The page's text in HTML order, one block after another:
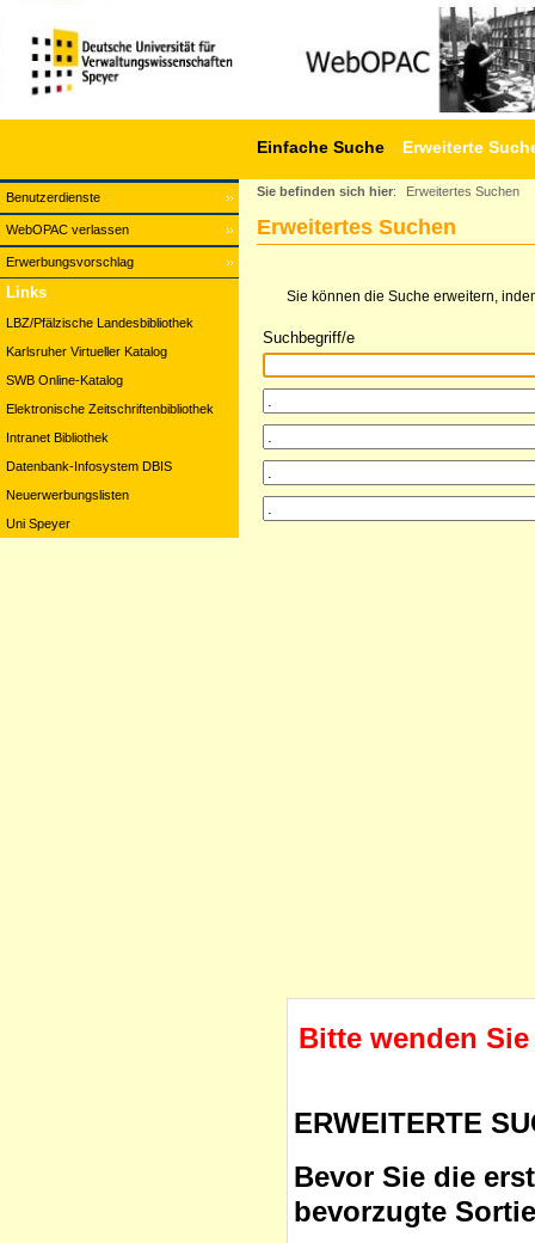
Benutzerdienste
WebOPAC verlassen
Erwerbungsvorschlag
Einfache Suche Erweiterte
Links
LBZ/Pfälzische Landesbibliothek
Karlsruher Virtueller Katalog
SWB Online-Katalog
Elektronische Zeitschriftenbibliothek
Intranet Bibliothek
Datenbank-Infosystem DBIS
Neuerwerbungslisten
Uni Speyer
Sie befinden sich hier: Erweitertes Suchen
Erweitertes Suchen
Sie können die Suche erweitern,
Suchbegriff/e
Bitte wenden
ERWEITERTE
Bevor Sie die
bevorzugte